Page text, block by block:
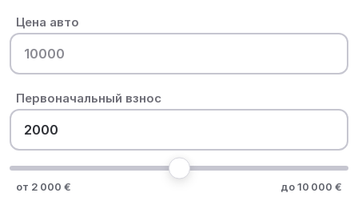
Цена авто
Первоначальный взнос
от 2 000 € до 10 000 €